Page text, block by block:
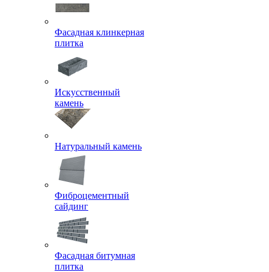
Фасадная клинкерная
плитка
Искусственный
камень
Натуральный камень
Фиброцементный
сайдинг
Фасадная битумная
плитка